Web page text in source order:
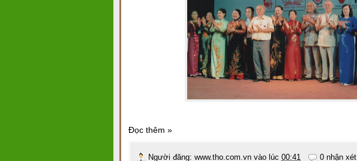
Đọc thêm »
Người đăng: www.tho.com.vn vào lúc 00:41
0 nhận xét